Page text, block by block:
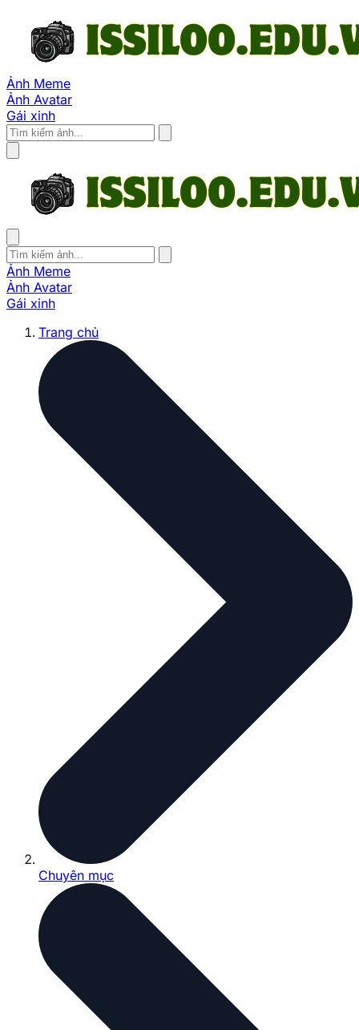
Ảnh Meme
Ảnh Avatar
Gái xinh
Ảnh Meme
Ảnh Avatar
Gái xinh
Trang chủ
Chuyên mục